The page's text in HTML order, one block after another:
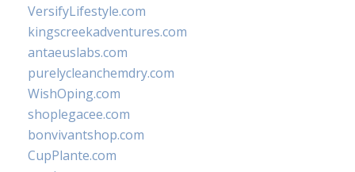
VersifyLifestyle.com
kingscreekadventures.com
antaeuslabs.com
purelycleanchemdry.com
WishOping.com
shoplegacee.com
bonvivantshop.com
CupPlante.com